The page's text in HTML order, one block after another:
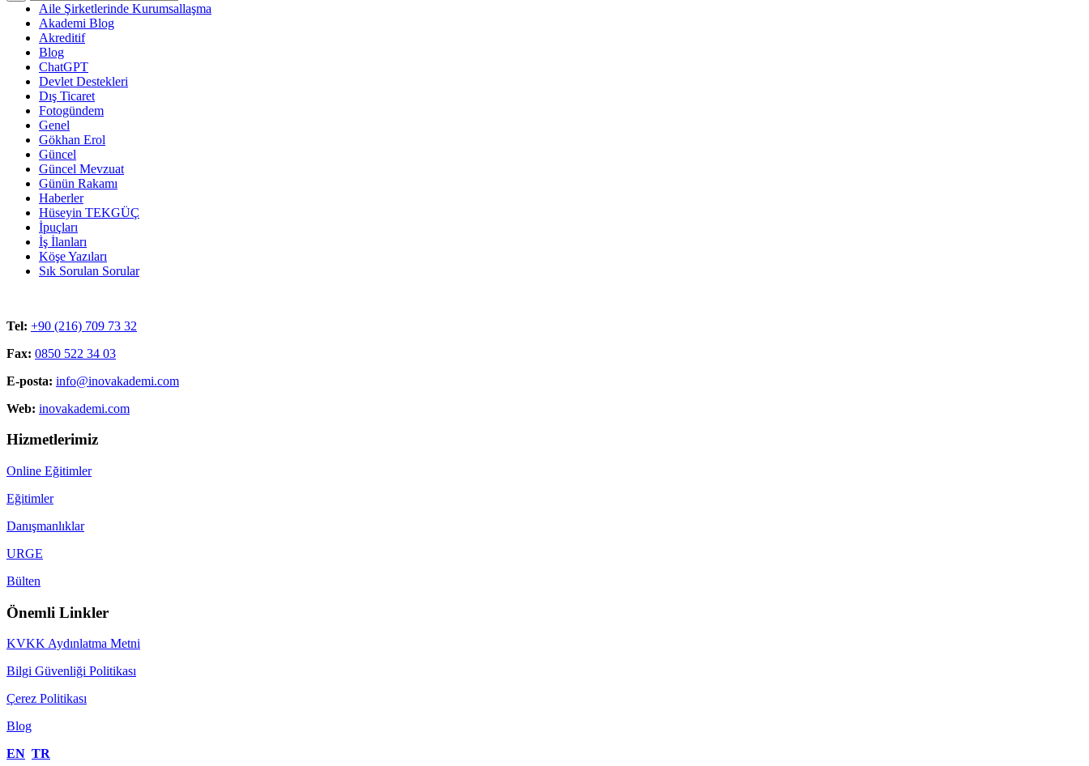
Aile Şirketlerinde Kurumsallaşma
Akademi Blog
Akreditif
Blog
ChatGPT
Devlet Destekleri
Dış Ticaret
Fotogündem
Genel
Gökhan Erol
Güncel
Güncel Mevzuat
Günün Rakamı
Haberler
Hüseyin TEKGÜÇ
İpuçları
İş İlanları
Köşe Yazıları
Sık Sorulan Sorular
Tel: +90 (216) 709 73 32
Fax: 0850 522 34 03
E-posta: info@inovakademi.com
Web: inovakademi.com
Hizmetlerimiz
Online Eğitimler
Eğitimler
Danışmanlıklar
URGE
Bülten
Önemli Linkler
KVKK Aydınlatma Metni
Bilgi Güvenliği Politikası
Çerez Politikası
Blog
EN TR